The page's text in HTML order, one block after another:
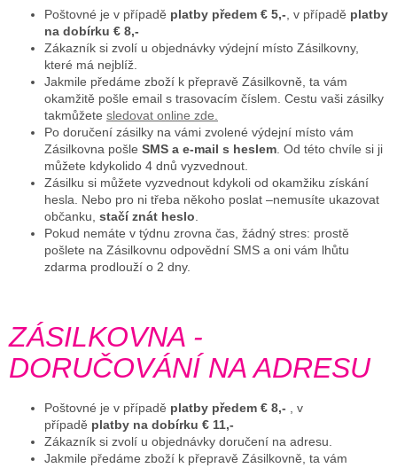
Poštovné je v případě platby předem € 5,- v případě platby
na dobírku € 8,-
Zákazník si zvolí u objednávky výdejní místo Zásilkovny,
které má nejblíž.
Jakmile předáme zboží k přepravě Zásilkovně, ta vám
okamžitě pošle email s trasovacím číslem. Cestu vaši zásilky
takmůžete sledovat online zde.
Po doručení zásilky na vámi zvolené výdejní místo vám
Zásilkovna pošle SMS a e-mail s heslem . Od této chvíle si ji
můžete kdykolido 4 dnů vyzvednout.
Zásilku si můžete vyzvednout kdykoli od okamžiku získání
hesla. Nebo pro ni třeba někoho poslat –nemusíte ukazovat
občanku, stačí znát heslo
Pokud nemáte v týdnu zrovna čas, žádný stres: prostě
pošlete na Zásilkovnu odpovědní SMS a oni vám lhůtu
zdarma prodlouží o 2 dny.
ZÁSILKOVNA -
DORUČOVÁNÍ NA ADRESU
Poštovné je v případě platby předem € 8,-
v
případě platby na dobírku € 11,-
Zákazník si zvolí u objednávky doručení na adresu.
Jakmile předáme zboží k přepravě Zásilkovně, ta vám